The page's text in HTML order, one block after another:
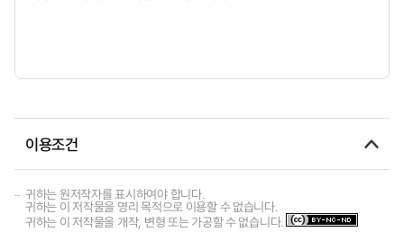
이용조건
귀하는 원저작자를 표시하여야 합니다.
귀하는 이 저작물을 영리 목적으로 이용할 수 없습니다.
귀하는 이 저작물을 개작, 변형 또는 가공할 수 없습니다.